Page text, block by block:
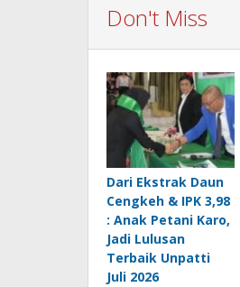
Don't Miss
Dari Ekstrak Daun
Cengkeh & IPK 3,98
: Anak Petani Karo,
Jadi Lulusan
Terbaik Unpatti
Juli 2026